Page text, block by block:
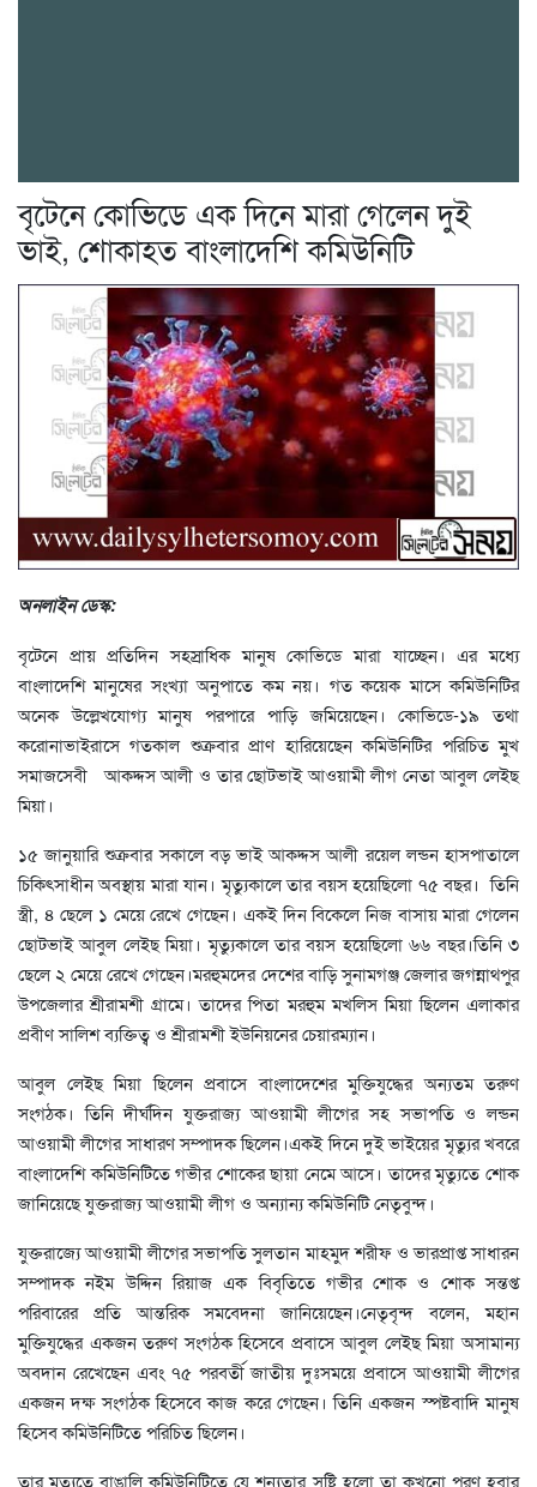
বৃটেনে কোভিডে এক দিনে মারা গেলেন দুই
ভাই, শোকাহত বাংলাদেশি কমিউনিটি
অনলাইন ডেস্ক:
বৃটেনে প্রায় প্রতিদিন সহস্রাধিক মানুষ কোভিডে মারা যাচ্ছেন। এর মধ্যে
বাংলাদেশি মানুষের সংখ্যা অনুপাতে কম নয়। গত কয়েক মাসে কমিউনিটির
অনেক উল্লেখযোগ্য মানুষ পরপারে পাড়ি জমিয়েছেন। কোভিডে-১৯ তথা
করোনাভাইরাসে গতকাল শুক্রবার প্রাণ হারিয়েছেন কমিউনিটির পরিচিত মুখ
সমাজসেবী আকদ্দস আলী ও তার ছোটভাই আওয়ামী লীগ নেতা আবুল লেইছ
মিয়া।
১৫ জানুয়ারি শুক্রবার সকালে বড় ভাই আকদ্দস আলী রয়েল লন্ডন হাসপাতালে
চিকিৎসাধীন অবস্থায় মারা যান। মৃত্যুকালে তার বয়স হয়েছিলো ৭৫ বছর। তিনি
স্ত্রী, ৪ ছেলে ১ মেয়ে রেখে গেছেন। একই দিন বিকেলে নিজ বাসায় মারা গেলেন
ছোটভাই আবুল লেইছ মিয়া। মৃত্যুকালে তার বয়স হয়েছিলো ৬৬ বছর।তিনি ৩
ছেলে ২ মেয়ে রেখে গেছেন।মরহুমদের দেশের বাড়ি সুনামগঞ্জ জেলার জগন্নাথপুর
উপজেলার শ্রীরামশী গ্রামে। তাদের পিতা মরহুম মখলিস মিয়া ছিলেন এলাকার
প্রবীণ সালিশ ব্যক্তিত্ব ও শ্রীরামশী ইউনিয়নের চেয়ারম্যান।
আবুল লেইছ মিয়া ছিলেন প্রবাসে বাংলাদেশের মুক্তিযুদ্ধের অন্যতম তরুণ
সংগঠক। তিনি দীর্ঘদিন যুক্তরাজ্য আওয়ামী লীগের সহ সভাপতি ও লন্ডন
আওয়ামী লীগের সাধারণ সম্পাদক ছিলেন।একই দিনে দুই ভাইয়ের মৃত্যুর খবরে
বাংলাদেশি কমিউনিটিতে গভীর শোকের ছায়া নেমে আসে। তাদের মৃত্যুতে শোক
জানিয়েছে যুক্তরাজ্য আওয়ামী লীগ ও অন্যান্য কমিউনিটি নেতৃবুন্দ।
যুক্তরাজ্যে আওয়ামী লীগের সভাপতি সুলতান মাহমুদ শরীফ ও ভারপ্রাপ্ত সাধারন
সম্পাদক নইম উদ্দিন রিয়াজ এক বিবৃতিতে গভীর শোক ও শোক সন্তপ্ত
পরিবারের প্রতি আন্তরিক সমবেদনা জানিয়েছেন।নেতৃবৃন্দ বলেন, মহান
মুক্তিযুদ্ধের একজন তরুণ সংগঠক হিসেবে প্রবাসে আবুল লেইছ মিয়া অসামান্য
অবদান রেখেছেন এবং ৭৫ পরবর্তী জাতীয় দুঃসময়ে প্রবাসে আওয়ামী লীগের
একজন দক্ষ সংগঠক হিসেবে কাজ করে গেছেন। তিনি একজন স্পষ্টবাদি মানুষ
হিসেব কমিউনিটিতে পরিচিত ছিলেন।
তার মৃত্যুতে বাঙালি কমিউনিটিতে যে শূন্যতার সৃষ্টি হলো তা কখনো পুরণ হবার